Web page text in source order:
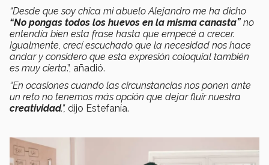
“Desde que soy chica mi abuelo Alejandro me ha dicho
“No pongas todos los huevos en la misma canasta”no
entendía bien esta frase hasta que empecé a crecer.
Igualmente, crecí escuchado que la necesidad nos hace
andar y considero que esta expresión coloquial también
es muy cierta.”, añadió.
“En ocasiones cuando las circunstancias nos ponen ante
un reto no tenemos más opción que dejar fluir nuestra
creatividad.”, dijo Estefanía.